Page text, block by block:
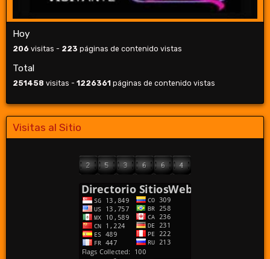
Hoy
206 visitas - 223 páginas de contenido vistas
Total
251458 visitas - 1226361 páginas de contenido vistas
Visitas al Sitio